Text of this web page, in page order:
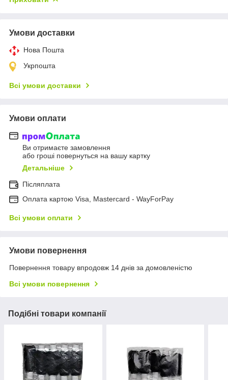
Умови доставки
Нова Пошта
Укрпошта
Всі умови доставки
Умови оплати
Ви отримаєте замовлення
або гроші повернуться на вашу картку
Детальніше
Післяплата
Оплата картою Visa, Mastercard - WayForPay
Всі умови оплати
Умови повернення
Повернення товару впродовж 14 днів за домовленістю
Всі умови повернення
Подібні товари компанії